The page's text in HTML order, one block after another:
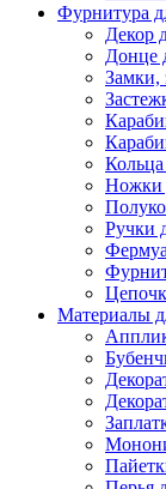
Фурнитура
Декор
Донце
Замки,
Ножки
Ручки
Материалы